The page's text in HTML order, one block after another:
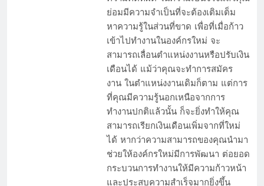
ย่อมมีความจำเป็นที่จะต้องเติมเต็ม
หาความรู้ในส่วนที่ขาด เพื่อที่เมื่อก้าว
เข้าไปทำงานในองค์กรใหม่ จะ
สามารถเลื่อนตำแหน่งงานหรือปรับเงิน
เดือนได้ แม้ว่าคุณจะทำการสมัคร
งาน ในตำแหน่งงานเดิมก็ตาม แต่การ
ที่คุณมีความรู้นอกเหนือจากการ
ทำงานปกติแล้วนั้น ก็จะยิ่งทำให้คุณ
สามารถเรียกเงินเดือนเพิ่มจากที่ใหม่
ได้ หากว่าความสามารถของคุณนำมา
ช่วยให้องค์กรใหม่มีการพัฒนา ต่อยอด
กระบวนการทำงานให้มีความก้าวหน้า
และประสบความสำเร็จมากยิ่งขึ้น